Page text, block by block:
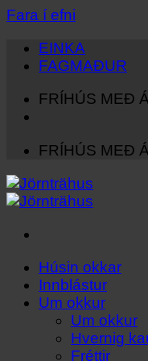
Fara í efni
EINKA
FAGMAÐUR
FRÍHÚS MEÐ
FRÍHÚS MEÐ
Húsin okkar
Innblástur
Um okkur
Um okkur
Hvernig
Fréttir